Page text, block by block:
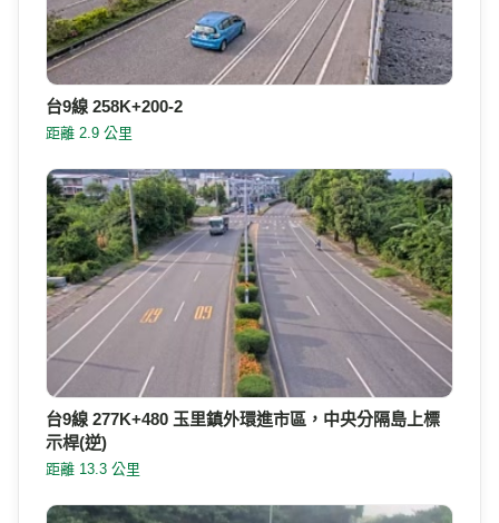
台9線 258K+200
台9線 258K+200-2
距離 2.9 公里